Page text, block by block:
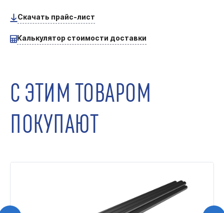
Скачать прайс-лист
Калькулятор стоимости доставки
С ЭТИМ ТОВАРОМ
ПОКУПАЮТ